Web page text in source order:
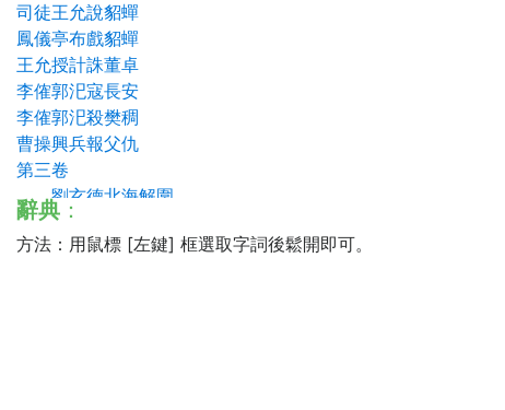
司徒王允說貂蟬
鳳儀亭布戲貂蟬
王允授計誅董卓
李傕郭汜寇長安
李傕郭汜殺樊稠
曹操興兵報父仇
第三卷
劉玄德北海解圍
呂溫侯濮陽大戰
陶恭祖三讓徐州
辭典 ：
方法：用鼠標 [左鍵] 框選取字詞後鬆開即可。